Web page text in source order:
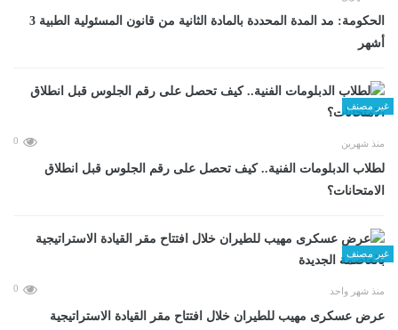
الحكومة: مد المدة المحددة بالمادة الثانية من قانون المسئولية الطبية 3
أشهر
غير مصنف
منذ شهرين 0
لطلاب الدبلومات الفنية.. كيف تحصل على رقم الجلوس قبل انطلاق
الامتحانات؟
غير مصنف
منذ شهر واحد 0
عرض عسكرى مهيب للطيران خلال افتتاح مقر القيادة الاستراتيجية